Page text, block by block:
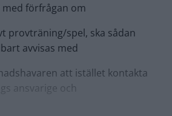
förfrågan om
provträning/spel, ska sådan
avvisas med
att istället kontakta
ansvarige och